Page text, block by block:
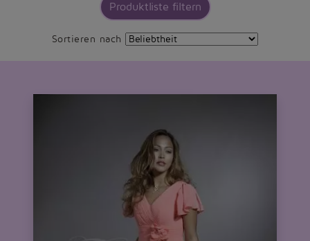
Produktliste filtern
Sortieren nach